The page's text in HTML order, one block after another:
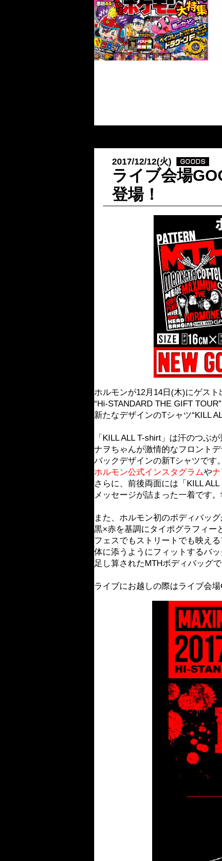
2017/12/12(火)
ライブ会場
登場！
ホルモンが12月14日(木)にゲスト
“Hi-STANDARD THE GIFT
新たなデザインのTシャツ“KILL
「KILL ALL T-shirt」は汗のつぶ
ナヲちゃんが激情的なフロント
バックデザインの新Tシャツです
ホルモン公式インスタグラムや
さらに、前後両面には「KILL
メッセージが詰まった一着です
また、ホルモン初のボディバッ
黒×赤を基調にタイポグラフィー
フェスでもストリートでも映え
体に添うようにフィットするバ
足し算されたMTHボディバッグ
ライブにお越しの際はライブ会